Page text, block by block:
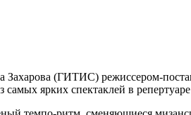
Захарова (ГИТИС) режиссером-
ярких спектаклей в